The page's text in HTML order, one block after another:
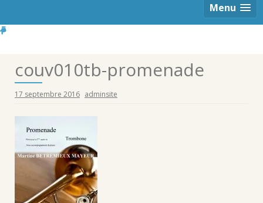
Menu
couv010tb-promenade
17 septembre 2016 adminsite